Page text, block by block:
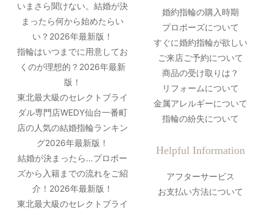
いまさら聞けない。結婚が決
まったら何から始めたらい
い？2026年最新版！
指輪はいつまでに用意してお
くのが理想的？2026年最新
版！
東北最大級のセレクトブライ
ダル専門店WEDY仙台一番町
店の人気の結婚指輪ランキン
グ2026年最新版！
結婚が決まったら…プロポー
ズから入籍までの流れをご紹
介！2026年最新版！
東北最大級のセレクトブライ
婚約指輪の購入時期
プロポーズについて
すぐに婚約指輪が欲しい
ご来店ご予約について
商品の受け取りは？
リフォームについて
金属アレルギーについて
指輪の紛失について
Helpful Information
アフターサービス
お支払い方法について